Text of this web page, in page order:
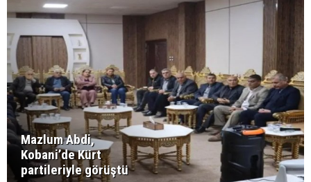
Mazlum Abdi,
Kobani’de Kürt
partileriyle görüştü